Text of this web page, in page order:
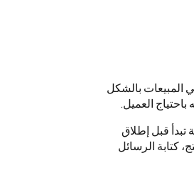
المبيعات بالشكل
العميل.
قبل إطلاق
كتابة الرسائل